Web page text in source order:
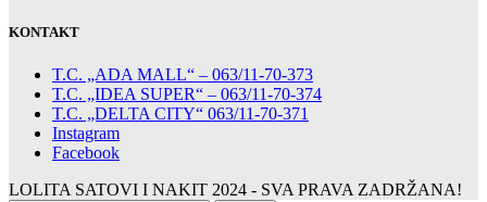
KONTAKT
T.C. „ADA MALL“ – 063/11-70-373
T.C. „IDEA SUPER“ – 063/11-70-374
T.C. „DELTA CITY“ 063/11-70-371
Instagram
Facebook
LOLITA SATOVI I NAKIT 2024 - SVA PRAVA ZADRŽANA!